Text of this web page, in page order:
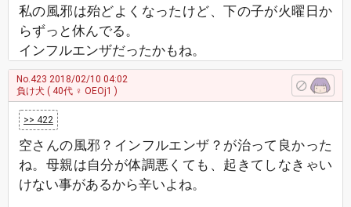
私の風邪は殆どよくなったけど、下の子が火曜日か
らずっと休んでる。
インフルエンザだったかもね。
No.423 2018/02/10 04:02
負け犬 ( 40代 ♀ OEOj1 )
>> 422
空さんの風邪？インフルエンザ？が治って良かった
ね。母親は自分が体調悪くても、起きてしなきゃい
けない事があるから辛いよね。